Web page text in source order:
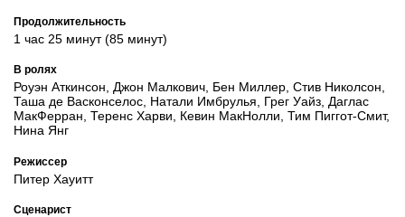
Продолжительность
1 час 25 минут (85 минут)
В ролях
Роуэн Аткинсон, Джон Малкович, Бен Миллер, Стив Николсон,
Таша де Васконселос, Натали Имбрулья, Грег Уайз, Даглас
МакФерран, Теренс Харви, Кевин МакНолли, Тим Пиггот-Смит,
Нина Янг
Режиссер
Питер Хауитт
Сценарист